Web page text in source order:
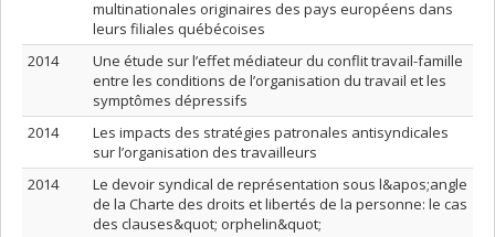
multinationales originaires des pays européens dans
leurs filiales québécoises
2014
Une étude sur l’effet médiateur du conflit travail-famille
entre les conditions de l’organisation du travail et les
symptômes dépressifs
2014
Les impacts des stratégies patronales antisyndicales
sur l’organisation des travailleurs
2014
Le devoir syndical de représentation sous l&apos;angle
de la Charte des droits et libertés de la personne: le cas
des clauses&quot; orphelin&quot;